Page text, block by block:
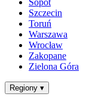
Sopot
Szczecin
Toruń
Warszawa
Wrocław
Zakopane
Zielona Góra
Regiony ▾